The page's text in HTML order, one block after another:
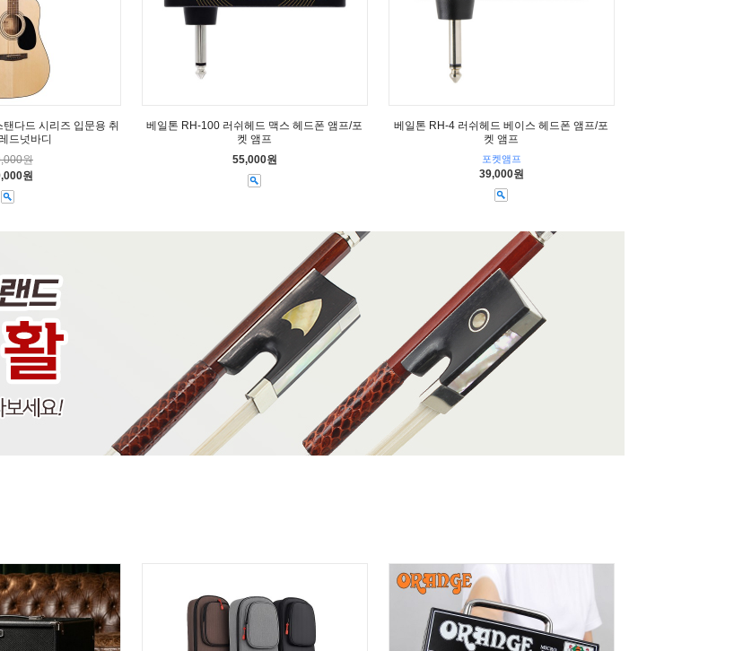
다드 시리즈 입문용 취
드넛바디
원
원
베일톤 RH-100 러쉬헤드 맥스 헤드폰 앰프/포
켓 앰프
55,000원
베일톤 RH-4 러쉬헤드 베이스 헤드폰 앰프/포
켓 앰프
포켓앰프
39,000원